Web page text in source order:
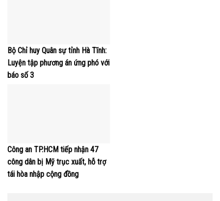
Bộ Chỉ huy Quân sự tỉnh Hà Tĩnh:
Luyện tập phương án ứng phó với
báo số 3
Công an TP.HCM tiếp nhận 47
công dân bị Mỹ trục xuất, hỗ trợ
tái hòa nhập cộng đồng